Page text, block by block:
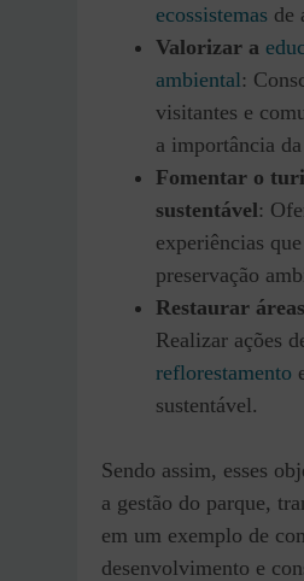
ecossistemas de
Valorizar a
ambiental :
visitantes e
a importância
Fomentar o
sustentável:
experiências
preservação
Restaurar
Realizar ações
reflorestamento
sustentável.
Sendo assim, esses
a gestão do parque,
em um exemplo de
desenvolvimento e